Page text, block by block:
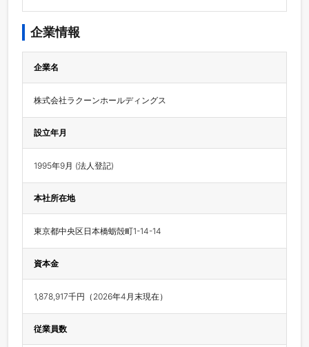
企業情報
企業名
株式会社ラクーンホールディングス
設立年月
1995年9月 (法人登記)
本社所在地
東京都中央区日本橋蛎殻町1-14-14
資本金
1,878,917千円（2026年4月末現在）
従業員数